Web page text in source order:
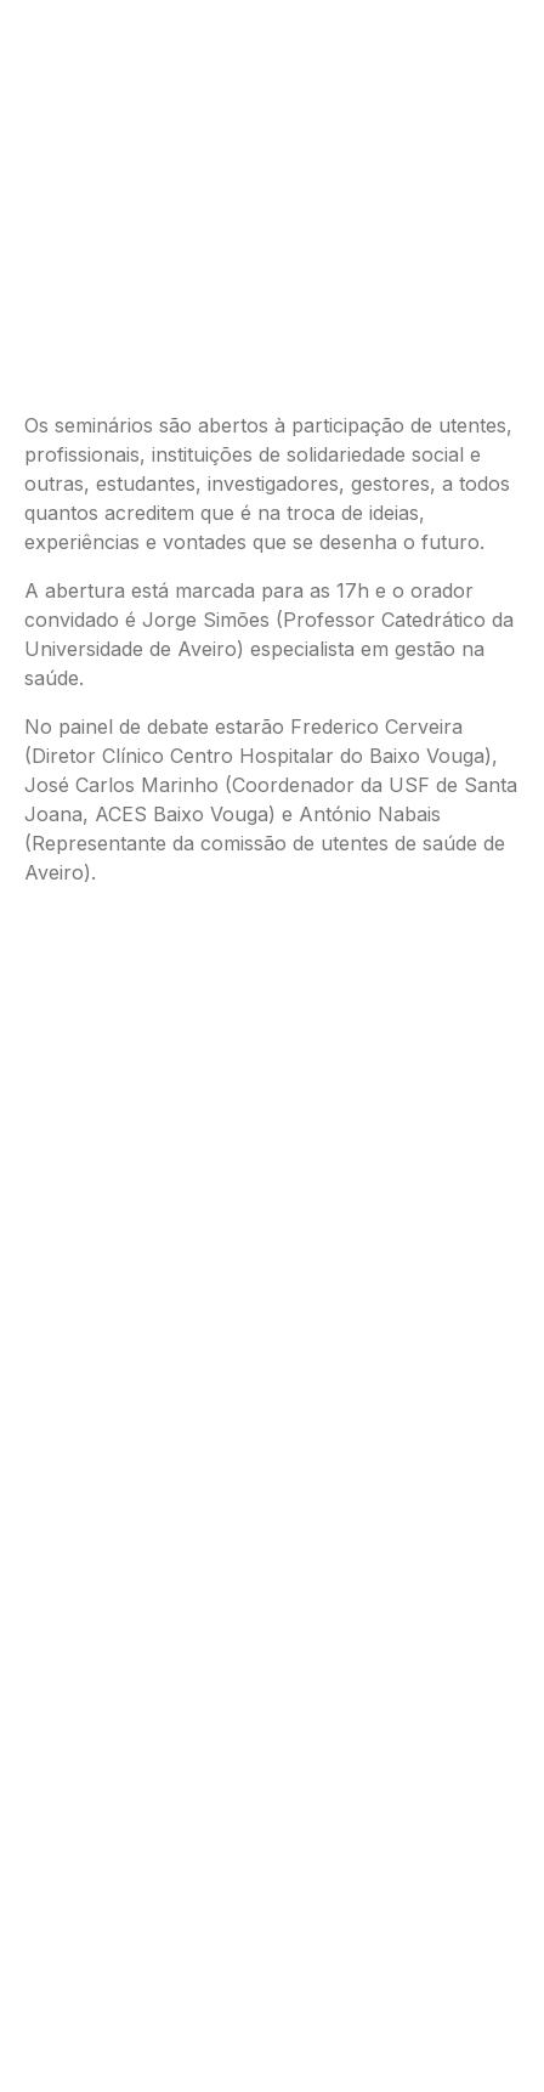
Os seminários são abertos à participação de utentes,
profissionais, instituições de solidariedade social e
outras, estudantes, investigadores, gestores, a todos
quantos acreditem que é na troca de ideias,
experiências e vontades que se desenha o futuro.
A abertura está marcada para as 17h e o orador
convidado é Jorge Simões (Professor Catedrático da
Universidade de Aveiro) especialista em gestão na
saúde.
No painel de debate estarão Frederico Cerveira
(Diretor Clínico Centro Hospitalar do Baixo Vouga),
José Carlos Marinho (Coordenador da USF de Santa
Joana, ACES Baixo Vouga) e António Nabais
(Representante da comissão de utentes de saúde de
Aveiro).